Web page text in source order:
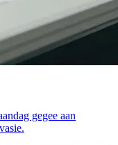
gegee aan